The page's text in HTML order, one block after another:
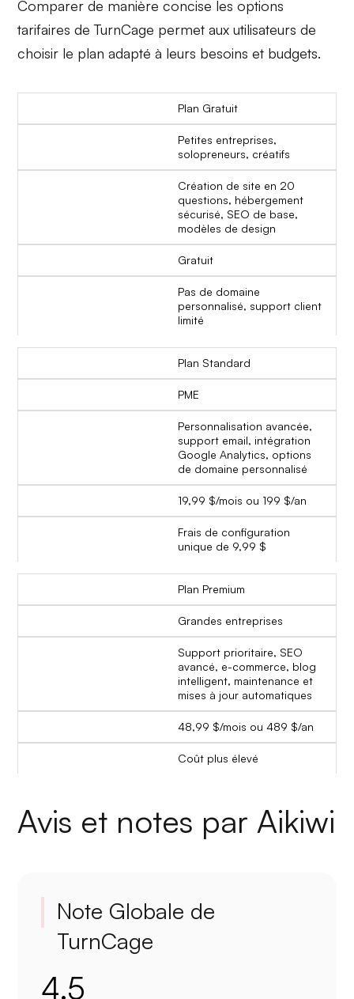
Comparer de manière concise les options
tarifaires de TurnCage permet aux utilisateurs de
choisir le plan adapté à leurs besoins et budgets.
Plan Gratuit
Petites entreprises,
solopreneurs, créatifs
Création de site en 20
questions, hébergement
sécurisé, SEO de base,
modèles de design
Gratuit
Pas de domaine
personnalisé, support client
limité
Plan Standard
PME
Personnalisation avancée,
support email, intégration
Google Analytics, options
de domaine personnalisé
19,99 $/mois ou 199 $/an
Frais de configuration
unique de 9,99 $
Plan Premium
Grandes entreprises
Support prioritaire, SEO
avancé, e-commerce, blog
intelligent, maintenance et
mises à jour automatiques
48,99 $/mois ou 489 $/an
Coût plus élevé
Avis et notes par Aikiwi
Note Globale de
TurnCage
4.5